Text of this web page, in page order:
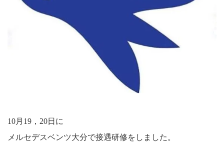
10月19，20日に
メルセデスベンツ大分で接遇研修をしました。